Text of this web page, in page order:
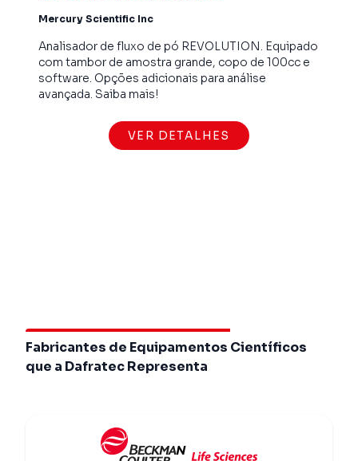
Mercury Scientific Inc
Analisador de fluxo de pó REVOLUTION. Equipado
com tambor de amostra grande, copo de 100cc e
software. Opções adicionais para análise
avançada. Saiba mais!
VER DETALHES
Fabricantes de Equipamentos Científicos
que a Dafratec Representa